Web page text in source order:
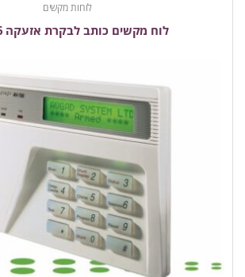
לוחות מקשים
לוח מקשים כותב לבקרת אזעקה AV706